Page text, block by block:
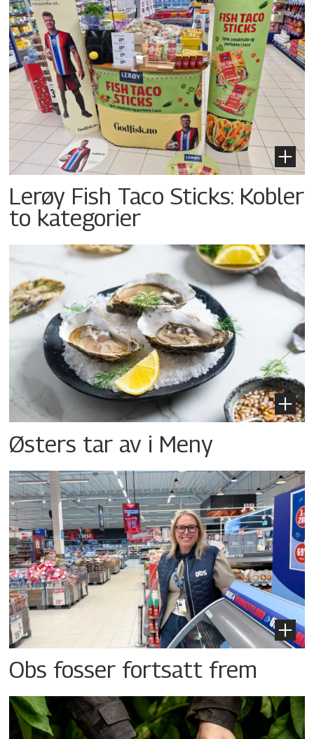
Lerøy Fish Taco Sticks: Kobler
to kategorier
Østers tar av i Meny
Obs fosser fortsatt frem